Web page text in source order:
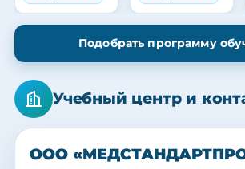
Подобрать программу
Учебный центр и
ООО